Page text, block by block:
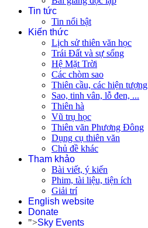
Tin tức
Tin nổi bật
Kiến thức
Lịch sử thiên văn học
Trái Đất và sự sống
Hệ Mặt Trời
Các chòm sao
Thiên cầu, các hiện tượng
Sao, tinh vân, lỗ đen, ...
Thiên hà
Vũ trụ học
Thiên văn Phương Đông
Dụng cụ thiên văn
Chủ đề khác
Tham khảo
Bài viết, ý kiến
Phim, tài liệu, tiện ích
Giải trí
English website
Donate
">Sky Events